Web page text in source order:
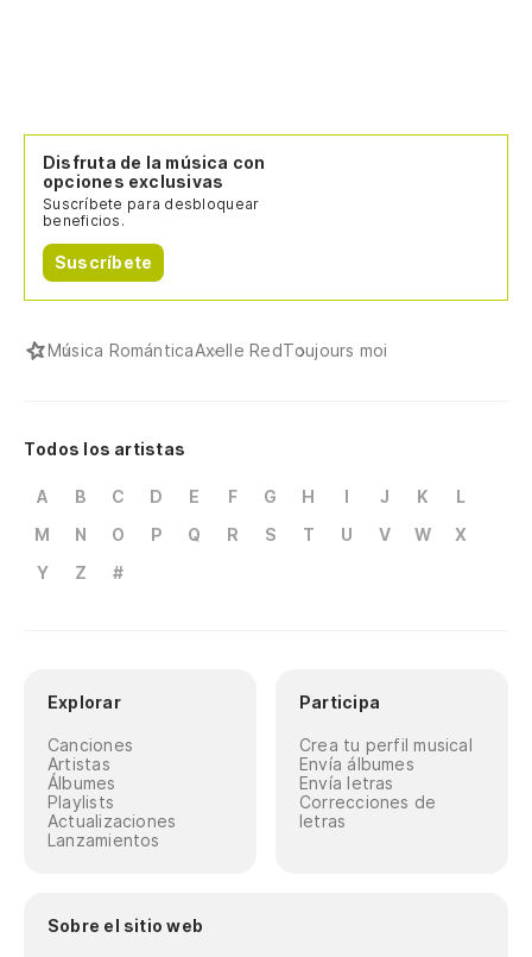
Disfruta de la música con
opciones exclusivas
Suscríbete para desbloquear
beneficios.
Suscríbete
Música RománticaAxelle RedToujours moi
Todos los artistas
A B C D E F G H I J K
L
M
N O P Q R S T U V W
X
Y
Z #
Explorar
Canciones
Artistas
Álbumes
Playlists
Actualizaciones
Lanzamientos
Participa
Crea tu perfil musical
Envía álbumes
Envía letras
Correcciones de
letras
Sobre el sitio web